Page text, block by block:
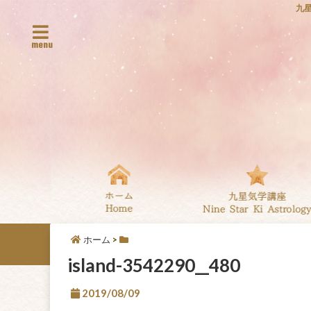
九
menu
ホーム >
island-3542290__480
2019/08/09